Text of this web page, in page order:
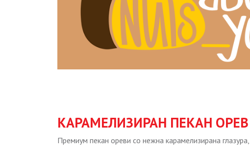
КАРАМЕЛИЗИРАН ПЕКАН ОРЕВ
Премиум пекан ореви со нежна карамелизирана